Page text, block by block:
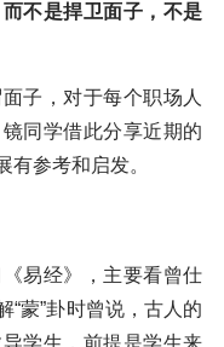
不是捍卫面子，不是
子，对于每个职场人
同学借此分享近期的
有参考和启发。
易经》，主要看曾仕
“蒙”卦时曾说，古人的
学生，前提是学生来